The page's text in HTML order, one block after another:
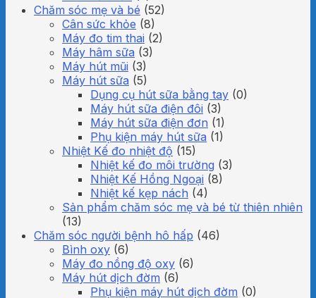
Chăm sóc mẹ và bé (52)
Cân sức khỏe (8)
Máy đo tim thai (2)
Máy hâm sữa (3)
Máy hút mũi (3)
Máy hút sữa (5)
Dụng cụ hút sữa bằng tay (0)
Máy hút sữa điện đôi (3)
Máy hút sữa điện đơn (1)
Phụ kiện máy hút sữa (1)
Nhiệt Kế đo nhiệt độ (15)
Nhiệt kế đo môi trường (3)
Nhiệt Kế Hồng Ngoại (8)
Nhiệt kế kẹp nách (4)
Sản phẩm chăm sóc mẹ và bé từ thiên nhiên
(13)
Chăm sóc người bệnh hô hấp (46)
Bình oxy (6)
Máy đo nồng độ oxy (6)
Máy hút dịch đờm (6)
Phụ kiện máy hút dịch đờm (0)